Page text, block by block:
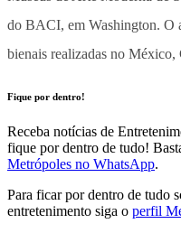
do BACI, em Washington. O
bienais realizadas no México,
Fique por dentro!
Receba notícias de
fique por dentro de tudo!
Metrópoles no WhatsApp.
Para ficar por dentro de tudo
entretenimento siga o perfil